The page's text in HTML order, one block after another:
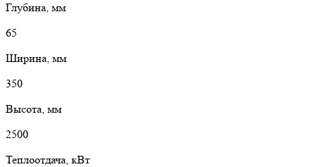
Глубина, мм
65
Ширина, мм
350
Высота, мм
2500
Теплоотдача, кВт